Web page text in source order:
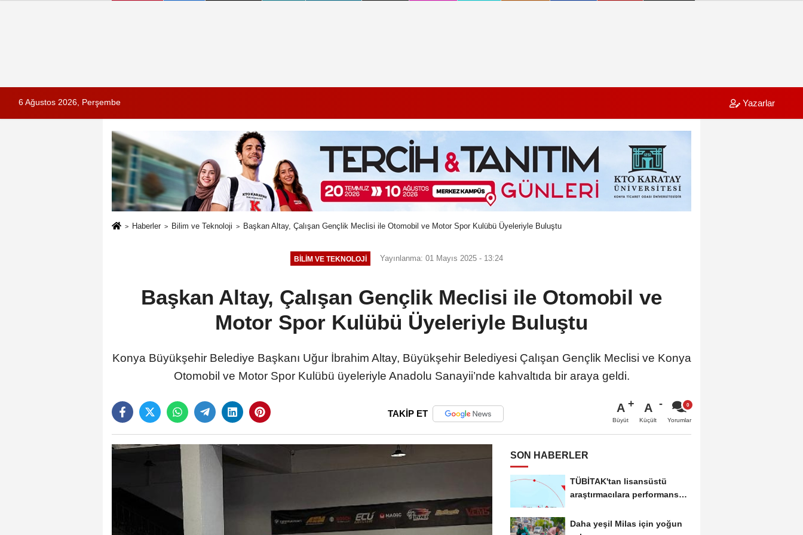
6 Ağustos 2026, Perşembe Yazarlar
Haberler Bilim ve Teknoloji Başkan Altay, Çalışan Gençlik Meclisi ile Otomobil ve Motor Spor Kulübü Üyeleriyle Buluştu
BILIM VE TEKNOLOJI Yayınlanma: 01 Mayıs 2025 - 13:24
Başkan Altay, Çalışan Gençlik Meclisi ile Otomobil ve
Motor Spor Kulübü Üyeleriyle Buluştu
Konya Büyükşehir Belediye Başkanı Uğur İbrahim Altay, Büyükşehir Belediyesi Çalışan Gençlik Meclisi ve Konya
Otomobil ve Motor Spor Kulübü üyeleriyle Anadolu Sanayii’nde kahvaltıda bir araya geldi.
TAKİP ET A
Büyüt
A
Küçült Yorumlar
SON HABERLER
TÜBİTAK'tan lisansüstü
araştırmacılara performans
Daha yeşil Milas için yoğun